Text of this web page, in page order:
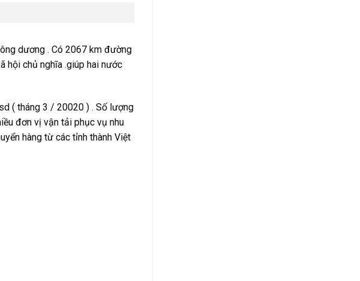
dương . Có 2067 km đường
hội chủ nghĩa .giúp hai nước
( tháng 3 / 20020 ) . Số lượng
đơn vị vận tải phục vụ nhu
hàng từ các tỉnh thành Việt